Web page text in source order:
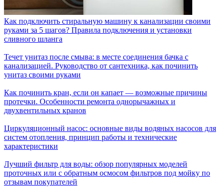
Как подключить стиральную машину к канализации своими
руками за 5 шагов? Правила подключения и установки
сливного шланга
Течет унитаз после смыва: в месте соединения бачка с
канализацией. Руководство от сантехника, как починить
унитаз своими руками
Как починить кран, если он капает — возможные причины
протечки. Особенности ремонта однорычажных и
двухвентильных кранов
Циркуляционный насос: основные виды водяных насосов для
систем отопления, принцип работы и технические
характеристики
Лучший фильтр для воды: обзор популярных моделей
проточных или с обратным осмосом фильтров под мойку по
отзывам покупателей